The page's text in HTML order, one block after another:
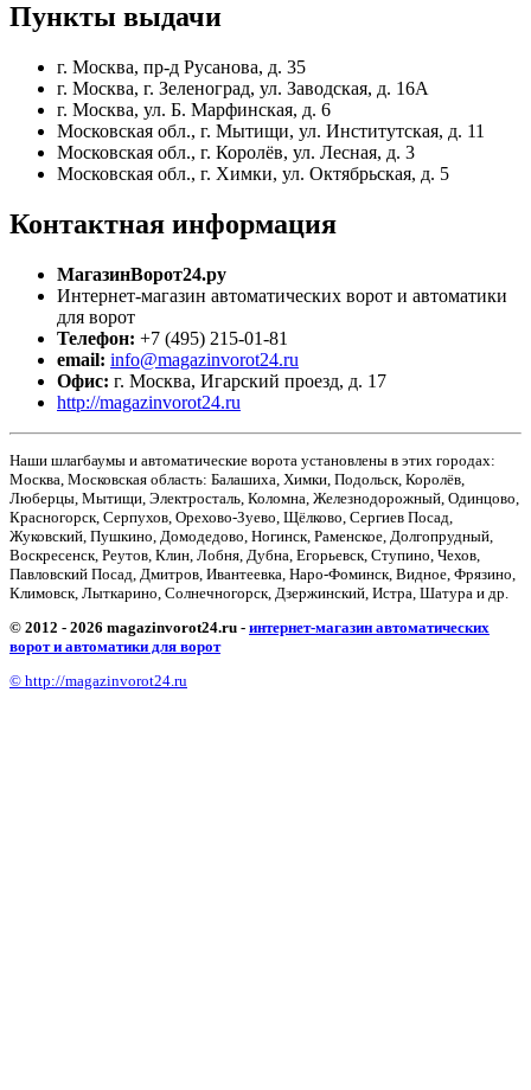
Пункты выдачи
г. Москва, пр-д Русанова, д. 35
г. Москва, г. Зеленоград, ул. Заводская, д. 16А
г. Москва, ул. Б. Марфинская, д. 6
Московская обл., г. Мытищи, ул. Институтская, д. 11
Московская обл., г. Королёв, ул. Лесная, д. 3
Московская обл., г. Химки, ул. Октябрьская, д. 5
Контактная информация
МагазинВорот24.ру
Интернет-магазин автоматических ворот и автоматики
для ворот
Телефон: +7 (495) 215-01-81
email: info@magazinvorot24.ru
Офис: г. Москва, Игарский проезд, д. 17
http://magazinvorot24.ru
Наши шлагбаумы и автоматические ворота установлены в этих городах:
Москва, Московская область: Балашиха, Химки, Подольск, Королёв,
Люберцы, Мытищи, Электросталь, Коломна, Железнодорожный, Одинцово,
Красногорск, Серпухов, Орехово-Зуево, Щёлково, Сергиев Посад,
Жуковский, Пушкино, Домодедово, Ногинск, Раменское, Долгопрудный,
Воскресенск, Реутов, Клин, Лобня, Дубна, Егорьевск, Ступино, Чехов,
Павловский Посад, Дмитров, Ивантеевка, Наро-Фоминск, Видное, Фрязино,
Климовск, Лыткарино, Солнечногорск, Дзержинский, Истра, Шатура и др.
© 2012 - 2026 magazinvorot24.ru - интернет-магазин автоматических
ворот и автоматики для ворот
© http://magazinvorot24.ru